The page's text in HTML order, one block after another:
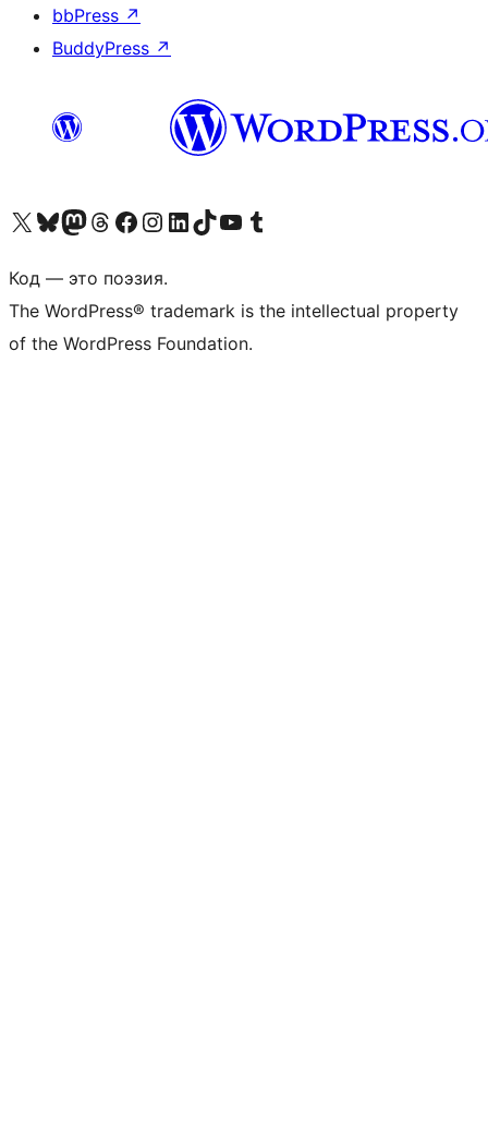
bbPress ↗
BuddyPress ↗
Посетите нас в X (ранее Twitter)
Посетите нашу учётную запись в Bluesky
Посетите нашу ленту в Mastodon
Посетите нашу учётную запись в Threads
Посетите нашу страницу на Facebook
Посетите наш Instagram
Посетите нашу страницу в LinkedIn
Посетите нашу учётную запись в TikTok
Посетите наш канал YouTube
Посетите нашу учётную запись в Tumblr
Код — это поэзия.
The WordPress® trademark is the intellectual property
of the WordPress Foundation.